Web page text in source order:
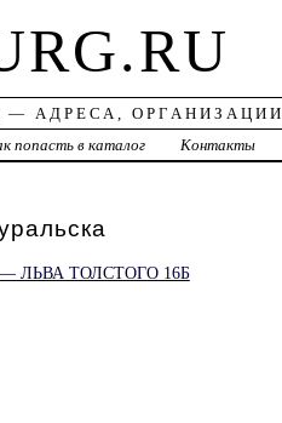
АДРЕСА, ОРГАНИЗАЦИИ
попасть в каталог Контакты
ЛЬВА ТОЛСТОГО 16Б